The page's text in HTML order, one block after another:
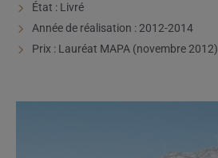
État : Livré
Année de réalisation : 2012-2014
Prix : Lauréat MAPA (novembre 2012)